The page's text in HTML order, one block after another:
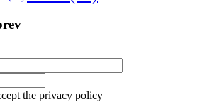
the privacy policy